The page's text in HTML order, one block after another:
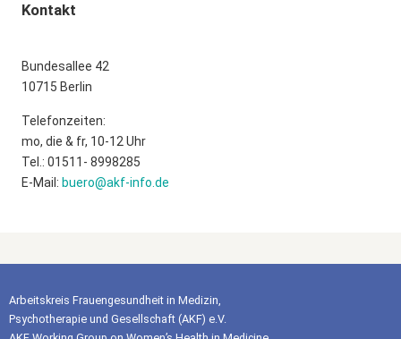
Kontakt
Bundesallee 42
10715 Berlin
Telefonzeiten:
mo, die & fr, 10-12 Uhr
Tel.: 01511- 8998285
E-Mail: buero@akf-info.de
Arbeitskreis Frauengesundheit in Medizin,
Psychotherapie und Gesellschaft (AKF) e.V.